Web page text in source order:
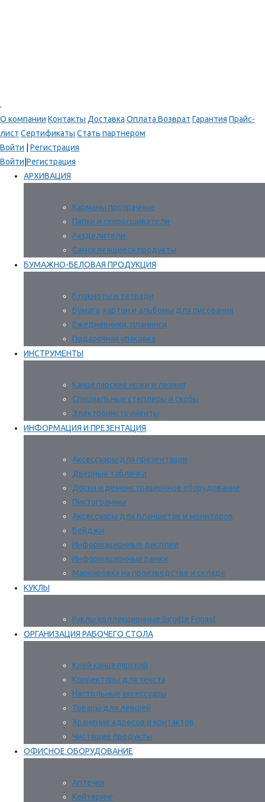
.
О компании Контакты Доставка Оплата Возврат Гарантия Прайс-
лист Сертификаты Стать партнером
Войти
Регистрация
Войти Регистрация
АРХИВАЦИЯ
Карманы прозрачные
Папки и скоросшиватели
Разделители
Самоклеящиеся продукты
БУМАЖНО-БЕЛОВАЯ ПРОДУКЦИЯ
Блокноты и тетради
Бумага, картон и альбомы для рисования
Ежедневники, планинги
Подарочная упаковка
ИНСТРУМЕНТЫ
Канцелярские ножи и лезвия
Специальные степлеры и скобы
Электроинструменты
ИНФОРМАЦИЯ И ПРЕЗЕНТАЦИЯ
Аксессуары для презентации
Дверные таблички
Доски и демонстрационное оборудование
Пиктограммы
Аксессуары для планшетов и мониторов
Бейджи
Информационные дисплеи
Информационные рамки
Маркировка на производстве и складе
КУКЛЫ
Куклы коллекционные Birgitte Frigast
ОРГАНИЗАЦИЯ РАБОЧЕГО СТОЛА
Клей канцелярский
Корректоры для текста
Настольные аксессуары
Товары для левшей
Хранение адресов и контактов
Чистящие продукты
ОФИСНОЕ ОБОРУДОВАНИЕ
Аптечки
Кейтеринг